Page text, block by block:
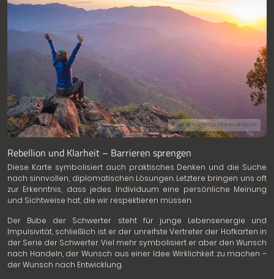
© Vassiliy Kochetkov | Dreamstime.com
Rebellion und Klarheit – Barrieren sprengen
Diese Karte symbolisiert auch praktisches Denken und die Suche
nach sinnvollen, diplomatischen Lösungen. Letztere bringen uns oft
zur Erkenntnis, dass jedes Individuum eine persönliche Meinung
und Sichtweise hat, die wir respektieren müssen.
Der Bube der Schwerter steht für junge Lebensenergie und
Impulsivität, schließlich ist er der unreifste Vertreter der Hofkarten in
der Serie der Schwerter. Viel mehr symbolisiert er aber den Wunsch
nach Handeln, der Wunsch aus einer Idee Wirklichkeit zu machen –
der Wunsch nach Entwicklung.